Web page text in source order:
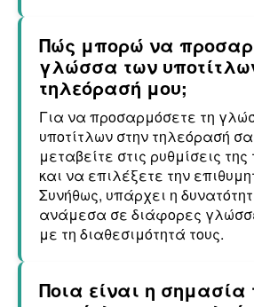
Πώς μπορώ να
γλώσσα των
τηλεόρασή μου;
Για να προσαρμόσετε τη
υποτίτλων στην τηλεόρασή
μεταβείτε στις ρυθμίσεις
και να επιλέξετε την
Συνήθως, υπάρχει η
ανάμεσα σε διάφορες
με τη διαθεσιμότητά τους.
Ποια είναι η σημασία